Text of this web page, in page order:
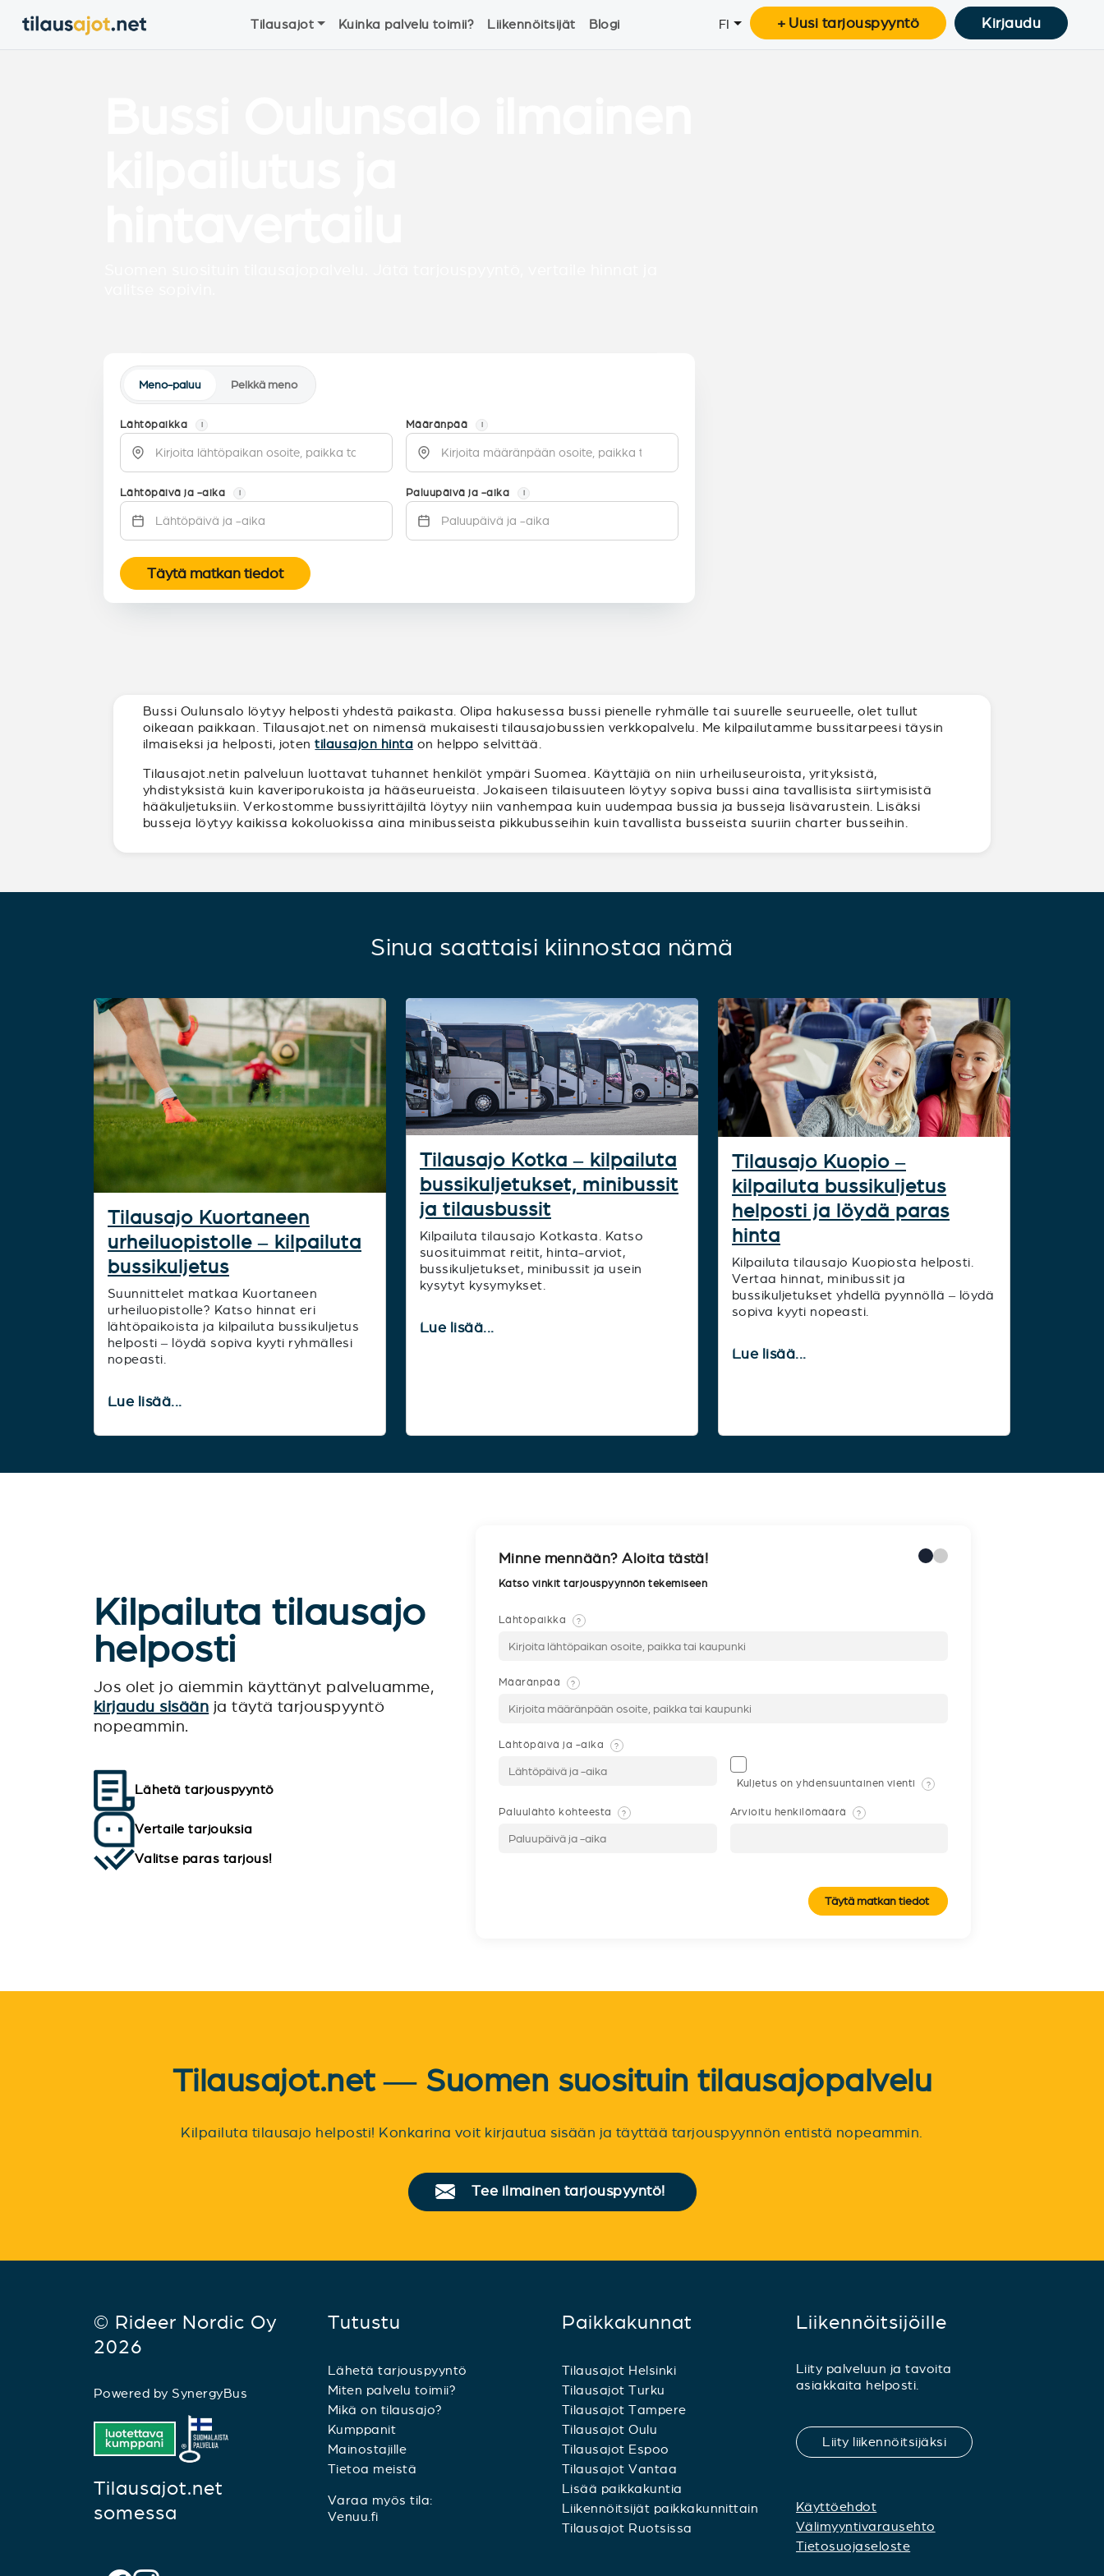
Tilausajot Kuinka palvelu toimii? Liikennöitsijät Blogi FI + Uusi tarjouspyyntö Kirjaudu
Meno-paluu Pelkkä meno
Lähtöpaikka i Määränpää i
Lähtöpäivä ja -aika i Paluupäivä ja -aika i
Täytä matkan tiedot
Bussi Oulunsalo löytyy helposti yhdestä paikasta. Olipa hakusessa bussi pienelle ryhmälle tai suurelle seurueelle, olet tullut
oikeaan paikkaan. Tilausajot.net on nimensä mukaisesti tilausajobussien verkkopalvelu. Me kilpailutamme bussitarpeesi täysin
ilmaiseksi ja helposti, jotentilausajon hinta on helppo selvittää.
Tilausajot.netin palveluun luottavat tuhannet henkilöt ympäri Suomea. Käyttäjiä on niin urheiluseuroista, yrityksistä,
yhdistyksistä kuin kaveriporukoista ja hääseurueista. Jokaiseen tilaisuuteen löytyy sopiva bussi aina tavallisista siirtymisistä
hääkuljetuksiin. Verkostomme bussiyrittäjiltä löytyy niin vanhempaa kuin uudempaa bussia ja busseja lisävarustein. Lisäksi
busseja löytyy kaikissa kokoluokissa aina minibusseista pikkubusseihin kuin tavallista busseista suuriin charter busseihin.
Sinua saattaisi kiinnostaa nämä
Tilausajo Kuortaneen
urheiluopistolle – kilpailuta
bussikuljetus
Suunnittelet matkaa Kuortaneen
urheiluopistolle? Katso hinnat eri
lähtöpaikoista ja kilpailuta bussikuljetus
helposti – löydä sopiva kyyti ryhmällesi
nopeasti.
Lue lisää...
Tilausajo Kotka – kilpailuta
bussikuljetukset, minibussit
ja tilausbussit
Kilpailuta tilausajo Kotkasta. Katso
suosituimmat reitit, hinta-arviot,
bussikuljetukset, minibussit ja usein
kysytyt kysymykset.
Lue lisää...
Tilausajo Kuopio –
kilpailuta bussikuljetus
helposti ja löydä paras
hinta
Kilpailuta tilausajo Kuopiosta helposti.
Vertaa hinnat, minibussit ja
bussikuljetukset yhdellä pyynnöllä – löydä
sopiva kyyti nopeasti.
Lue lisää...
Kilpailuta tilausajo
helposti
Jos olet jo aiemmin käyttänyt palveluamme,
kirjaudu sisään ja täytä tarjouspyyntö
nopeammin.
Lähetä tarjouspyyntö
Vertaile tarjouksia
Valitse paras tarjous!
Minne mennään? Aloita tästä!
Katso vinkit tarjouspyynnön tekemiseen
Lähtöpaikka ?
Määränpää ?
Lähtöpäivä ja -aika ?
Kuljetus on yhdensuuntainen vienti ?
Paluulähtö kohteesta ? Arvioitu henkilömäärä ?
Täytä matkan tiedot
Tilausajot.net — Suomen suosituin tilausajopalvelu
Kilpailuta tilausajo helposti! Konkarina voit kirjautua sisään ja täyttää tarjouspyynnön entistä nopeammin.
Tee ilmainen tarjouspyyntö!
© Rideer Nordic Oy
2026
Powered by SynergyBus
Tilausajot.net
somessa
Tutustu
Lähetä tarjouspyyntö
Miten palvelu toimii?
Mikä on tilausajo?
Kumppanit
Mainostajille
Tietoa meistä
Varaa myös tila:
Venuu.fi
Paikkakunnat
Tilausajot Helsinki
Tilausajot Turku
Tilausajot Tampere
Tilausajot Oulu
Tilausajot Espoo
Tilausajot Vantaa
Lisää paikkakuntia
Liikennöitsijät paikkakunnittain
Tilausajot Ruotsissa
Liikennöitsijöille
Liity palveluun ja tavoita
asiakkaita helposti.
Liity liikennöitsijäksi
Käyttöehdot
Välimyyntivarausehto
Tietosuojaseloste